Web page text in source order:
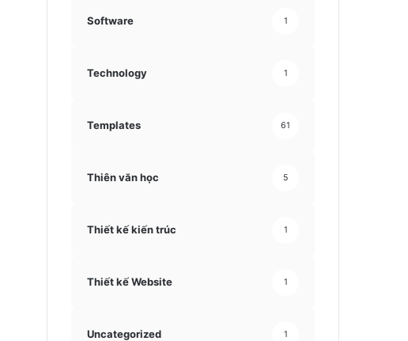
Software 1
Technology 1
Templates 61
Thiên văn học 5
Thiết kế kiến trúc 1
Thiết kế Website 1
Uncategorized 1